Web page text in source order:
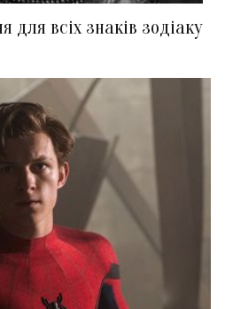
для всіх знаків зодіаку